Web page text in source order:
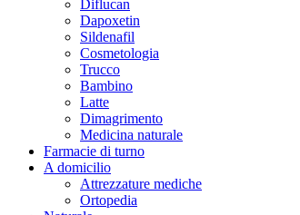
Diflucan
Dapoxetin
Sildenafil
Cosmetologia
Trucco
Bambino
Latte
Dimagrimento
Medicina naturale
Farmacie di turno
A domicilio
Attrezzature mediche
Ortopedia